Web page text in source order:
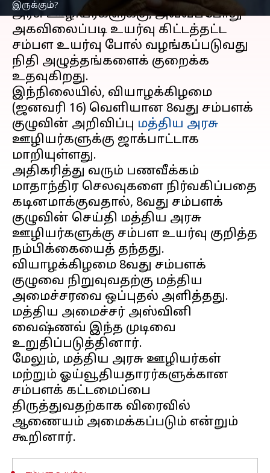
இருக்கும்?
அரசு ஊழியர்களுக்கு, அவ்வப்போது
அகவிலைப்படி உயர்வு கிட்டத்தட்ட
சம்பள உயர்வு போல் வழங்கப்படுவது
நிதி அழுத்தங்களைக் குறைக்க
உதவுகிறது.
இந்நிலையில், வியாழக்கிழமை
(ஜனவரி 16) வெளியான 8வது சம்பளக்
குழுவின் அறிவிப்பு மத்திய அரசு
ஊழியர்களுக்கு ஜாக்பாட்டாக
மாறியுள்ளது.
அதிகரித்து வரும் பணவீக்கம்
மாதாந்திர செலவுகளை நிர்வகிப்பதை
கடினமாக்குவதால், 8வது சம்பளக்
குழுவின் செய்தி மத்திய அரசு
ஊழியர்களுக்கு சம்பள உயர்வு குறித்த
நம்பிக்கையைத் தந்தது.
வியாழக்கிழமை 8வது சம்பளக்
குழுவை நிறுவுவதற்கு மத்திய
அமைச்சரவை ஒப்புதல் அளித்தது.
மத்திய அமைச்சர் அஸ்வினி
வைஷ்ணவ் இந்த முடிவை
உறுதிப்படுத்தினார்.
மேலும், மத்திய அரசு ஊழியர்கள்
மற்றும் ஓய்வூதியதாரர்களுக்கான
சம்பளக் கட்டமைப்பை
திருத்துவதற்காக விரைவில்
ஆணையம் அமைக்கப்படும் என்றும்